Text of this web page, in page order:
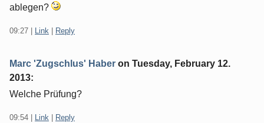
ablegen?
09:27 Link Reply
Marc 'Zugschlus' Haber on Tuesday, February 12.
2013:
Welche Prüfung?
09:54 Link Reply